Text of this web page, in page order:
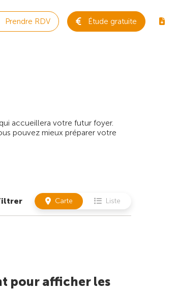
Prendre RDV Étude gratuite
accueillera votre futur foyer.
pouvez mieux préparer votre
Carte Liste
pour afficher les